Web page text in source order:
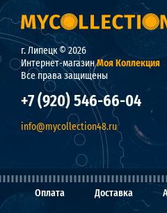
г. Липецк © 2026
Интернет-магазинМоя Коллекция
Все права защищены
+7 (920) 546-66-04
info@mycollection48.ru
Оплата Доставка